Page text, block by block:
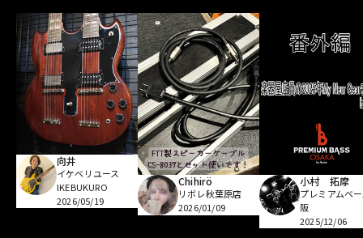
向井
イケベリユース
IKEBUKURO
2026/05/19
Chihirö
リボレ秋葉原店
2026/01/09
小村 拓摩
プレミアムベ
阪
2025/12/06